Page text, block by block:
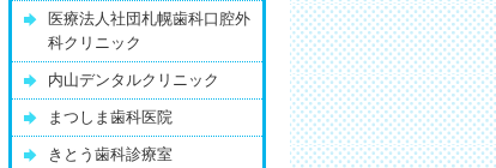
医療法人社団札幌歯科口腔外
科クリニック
内山デンタルクリニック
まつしま歯科医院
きとう歯科診療室